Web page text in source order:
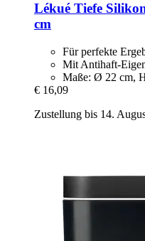
Lékué Tiefe
cm
Für perfekte
Mit Antihaft-
Maße: Ø 22 cm,
€ 16,09
Zustellung bis 14.